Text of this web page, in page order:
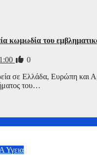
κωμωδία του
0
σε Ελλάδα, Ευρώπη και
του…
Υγεια